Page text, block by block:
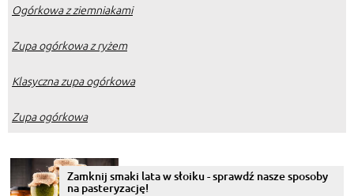
Ogórkowa z ziemniakami
Zupa ogórkowa z ryżem
Klasyczna zupa ogórkowa
Zupa ogórkowa
Zamknij smaki lata w słoiku - sprawdź nasze sposoby
na pasteryzację!